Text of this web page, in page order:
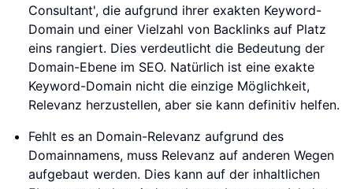
Consultant', die aufgrund ihrer exakten Keyword-
Domain und einer Vielzahl von Backlinks auf Platz
eins rangiert. Dies verdeutlicht die Bedeutung der
Domain-Ebene im SEO. Natürlich ist eine exakte
Keyword-Domain nicht die einzige Möglichkeit,
Relevanz herzustellen, aber sie kann definitiv helfen.
Fehlt es an Domain-Relevanz aufgrund des
Domainnamens, muss Relevanz auf anderen Wegen
aufgebaut werden. Dies kann auf der inhaltlichen